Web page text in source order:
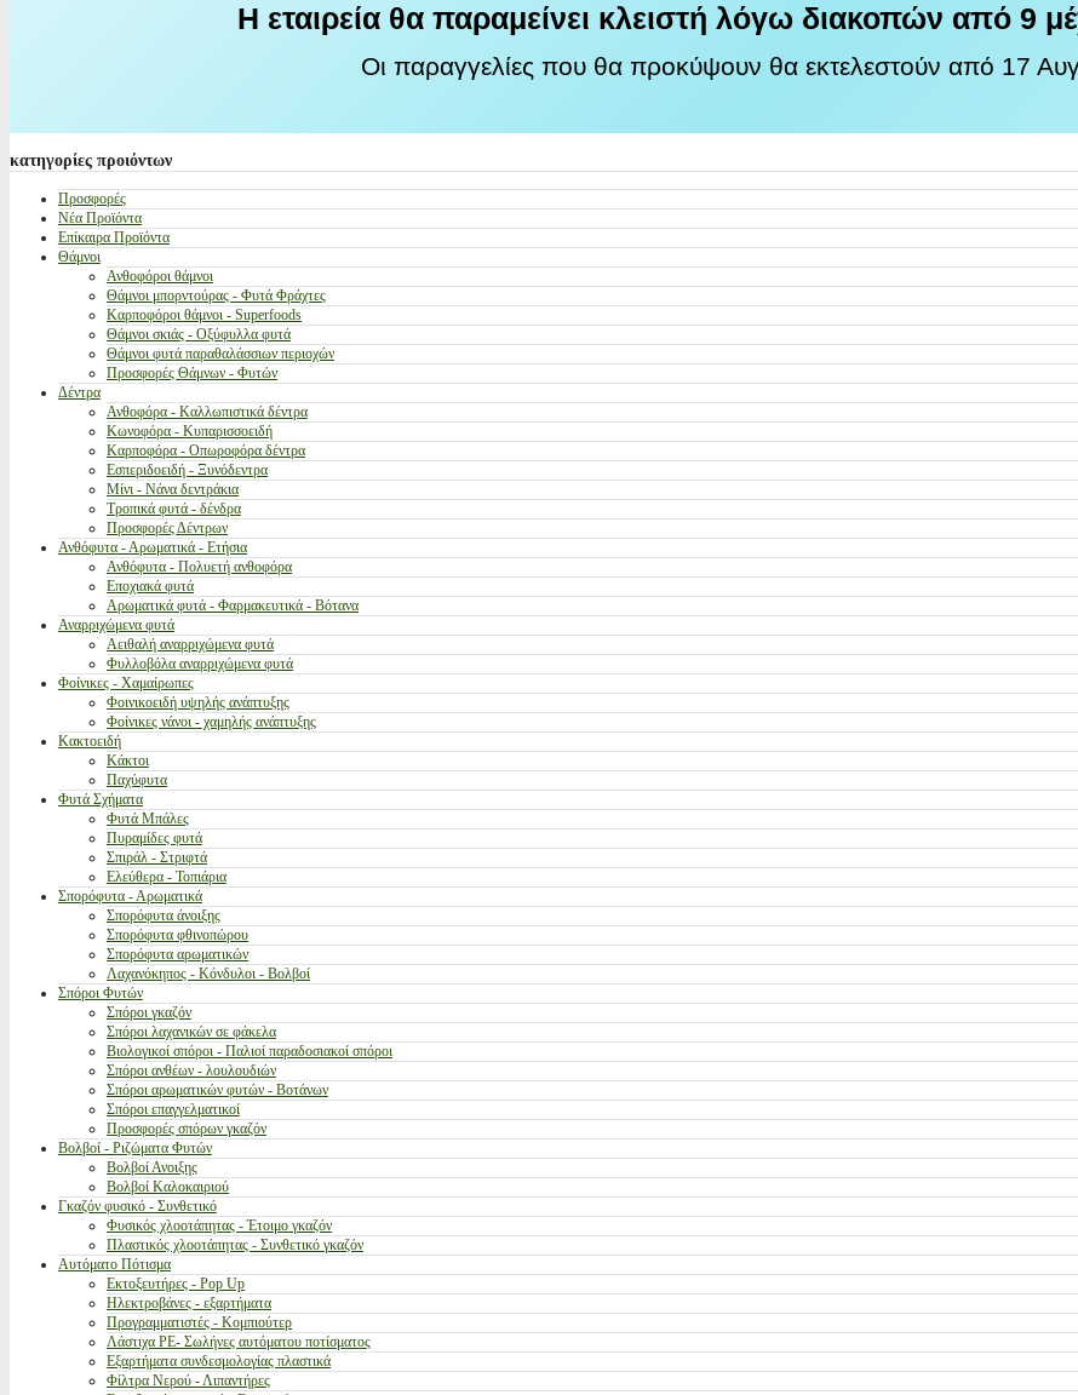
Η εταιρεία θα παραμείνει κλειστή λόγω διακοπών από 9
Οι παραγγελίες που θα προκύψουν θα εκτελεστούν από 17
κατηγορίες προιόντων
Προσφορές
Νέα Προϊόντα
Επίκαιρα Προϊόντα
Θάμνοι
Ανθοφόροι θάμνοι
Θάμνοι μπορντούρας - Φυτά Φράχτες
Καρποφόροι θάμνοι - Superfoods
Θάμνοι σκιάς - Οξύφυλλα φυτά
Θάμνοι φυτά παραθαλάσσιων περιοχών
Προσφορές Θάμνων - Φυτών
Δέντρα
Ανθοφόρα - Καλλωπιστικά δέντρα
Κωνοφόρα - Κυπαρισσοειδή
Καρποφόρα - Οπωροφόρα δέντρα
Εσπεριδοειδή - Ξυνόδεντρα
Μίνι - Νάνα δεντράκια
Τροπικά φυτά - δένδρα
Προσφορές Δέντρων
Ανθόφυτα - Αρωματικά - Ετήσια
Ανθόφυτα - Πολυετή ανθοφόρα
Εποχιακά φυτά
Αρωματικά φυτά - Φαρμακευτικά - Βότανα
Αναρριχώμενα φυτά
Αειθαλή αναρριχώμενα φυτά
Φυλλοβόλα αναρριχώμενα φυτά
Φοίνικες - Χαμαίρωπες
Φοινικοειδή υψηλής ανάπτυξης
Φοίνικες νάνοι - χαμηλής ανάπτυξης
Κακτοειδή
Κάκτοι
Παχύφυτα
Φυτά Σχήματα
Φυτά Μπάλες
Πυραμίδες φυτά
Σπιράλ - Στριφτά
Ελεύθερα - Τοπιάρια
Σπορόφυτα - Αρωματικά
Σπορόφυτα άνοιξης
Σπορόφυτα φθινοπώρου
Σπορόφυτα αρωματικών
Λαχανόκηπος - Κόνδυλοι - Βολβοί
Σπόροι Φυτών
Σπόροι γκαζόν
Σπόροι λαχανικών σε φάκελα
Βιολογικοί σπόροι - Παλιοί παραδοσιακοί σπόροι
Σπόροι ανθέων - λουλουδιών
Σπόροι αρωματικών φυτών - Βοτάνων
Σπόροι επαγγελματικοί
Προσφορές σπόρων γκαζόν
Βολβοί - Ριζώματα Φυτών
Βολβοί Ανοιξης
Βολβοί Καλοκαιριού
Γκαζόν φυσικό - Συνθετικό
Φυσικός χλοοτάπητας - Έτοιμο γκαζόν
Πλαστικός χλοοτάπητας - Συνθετικό γκαζόν
Αυτόματο Πότισμα
Εκτοξευτήρες - Pop Up
Ηλεκτροβάνες - εξαρτήματα
Προγραμματιστές - Κομπιούτερ
Λάστιχα PE- Σωλήνες αυτόματου ποτίσματος
Εξαρτήματα συνδεσμολογίας πλαστικά
Φίλτρα Νερού - Λιπαντήρες